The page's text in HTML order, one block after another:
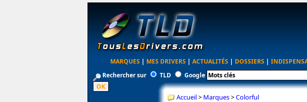
MARQUES | MES DRIVERS | ACTUALITÉS | DOSSIERS |
Rechercher sur
TLD Google
Accueil> Marques>Colorful